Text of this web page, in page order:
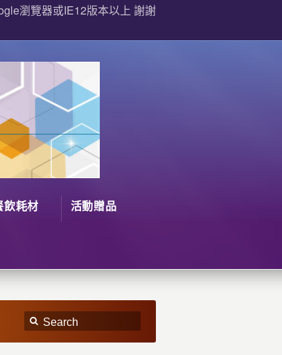
瀏覽器或IE12版本以上 謝謝
飲耗材
活動贈品